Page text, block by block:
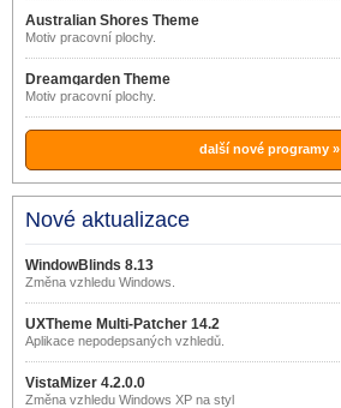
Australian Shores Theme
Motiv pracovní plochy.
Dreamgarden Theme
Motiv pracovní plochy.
další nové programy »
Nové aktualizace
WindowBlinds 8.13
Změna vzhledu Windows.
UXTheme Multi-Patcher 14.2
Aplikace nepodepsaných vzhledů.
VistaMizer 4.2.0.0
Změna vzhledu Windows XP na styl